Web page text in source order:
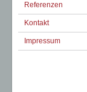
Referenzen
Kontakt
Impressum